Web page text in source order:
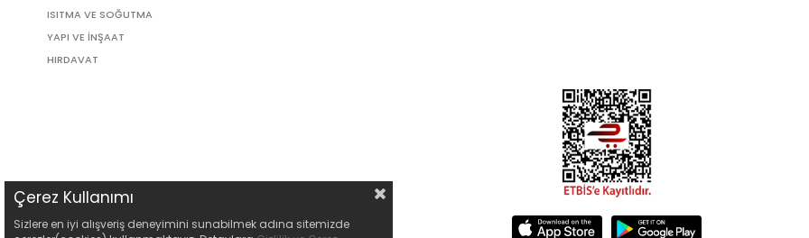
ISITMA VE SOĞUTMA
YAPI VE İNŞAAT
HIRDAVAT
Çerez Kullanımı
Sizlere en iyi alışveriş deneyimini sunabilmek adına sitemizde